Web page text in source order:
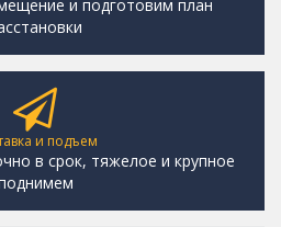
и подготовим план
и подъем
в срок, тяжелое и крупное